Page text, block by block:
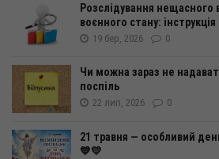
Розслідування нещасного
воєнного стану:
19 бер, 2026 0
Чи можна зараз не
поспіль
22 лип, 2026 0
21 травня — особливий
💙💛